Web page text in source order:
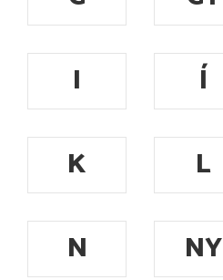
I
Í
K
L
N
NY